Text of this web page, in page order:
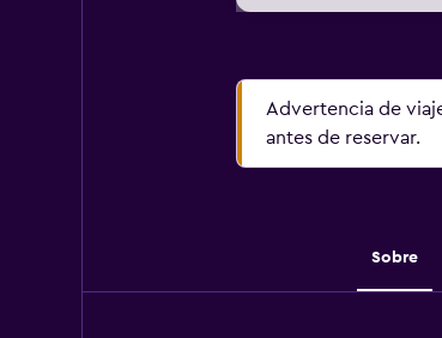
Advertencia de
antes de reservar.
Sobre